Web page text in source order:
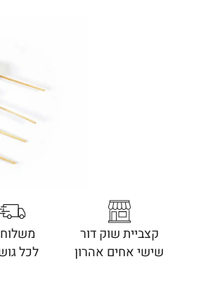
קצביית שוק דור
שישי אחים אהרון
לכל